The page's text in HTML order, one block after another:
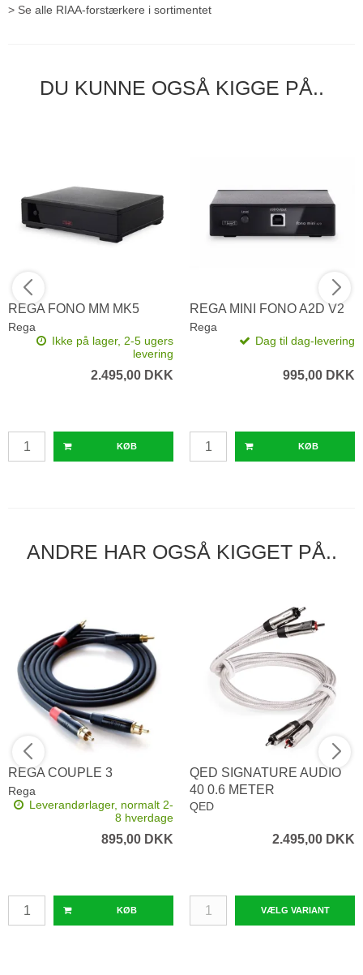
> Se alle RIAA-forstærkere i sortimentet
DU KUNNE OGSÅ KIGGE PÅ..
REGA FONO MM MK5
Rega
Ikke på lager, 2-5 ugers
levering
2.495,00 DKK
KØB
REGA MINI FONO A2D V2
Rega
Dag til dag-levering
995,00 DKK
KØB
ANDRE HAR OGSÅ KIGGET PÅ..
REGA COUPLE 3
Rega
Leverandørlager, normalt 2-
8 hverdage
895,00 DKK
KØB
QED SIGNATURE AUDIO
40 0.6 METER
QED
2.495,00 DKK
VÆLG VARIANT